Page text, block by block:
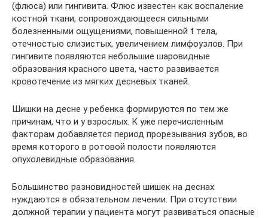
(флюса) или гингивита. Флюс известен как воспаление
костной ткани, сопровождающееся сильными
болезненными ощущениями, повышенной t тела,
отечностью слизистых, увеличением лимфоузлов. При
гингивите появляются небольшие шаровидные
образования красного цвета, часто развивается
кровотечение из мягких десневых тканей.
Шишки на десне у ребенка формируются по тем же
причинам, что и у взрослых. К уже перечисленным
факторам добавляется период прорезывания зубов, во
время которого в ротовой полости появляются
опухолевидные образования.
Большинство разновидностей шишек на деснах
нуждаются в обязательном лечении. При отсутствии
должной терапии у пациента могут развиваться опасные